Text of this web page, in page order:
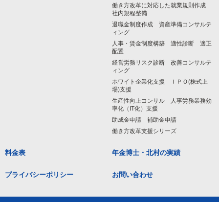
働き方改革に対応した就業規則作成
社内規程整備
退職金制度作成 資産準備コンサルテ
ィング
人事・賃金制度構築 適性診断 適正
配置
経営労務リスク診断 改善コンサルテ
ィング
ホワイト企業化支援 ＩＰＯ(株式上
場)支援
生産性向上コンサル 人事労務業務効
率化（IT化）支援
助成金申請 補助金申請
働き方改革支援シリーズ
料金表 年金博士・北村の実績
プライバシーポリシー お問い合わせ